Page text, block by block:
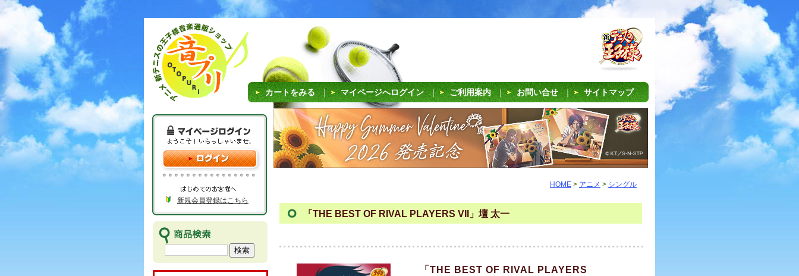
カートをみる ｜ マイページへログイン ｜ ご利用案内 ｜ お問い合せ ｜ サイトマップ
新規会員登録はこちら
HOME > アニメ > シングル
「THE BEST OF RIVAL PLAYERS VII」壇 太一
「THE BEST OF RIVAL PLAYERS